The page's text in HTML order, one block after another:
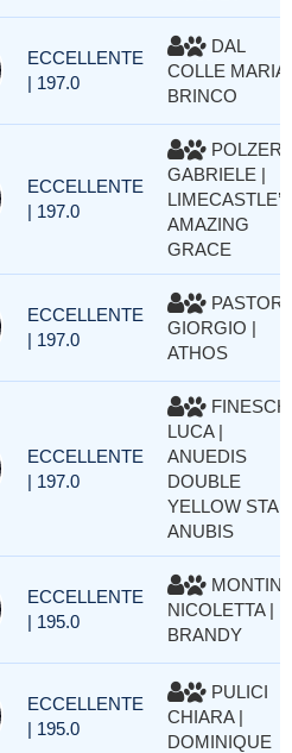
ECCELLENTE
| 197.0
DAL
COLLE MARIA
BRINCO
ECCELLENTE
| 197.0
POLZER
GABRIELE |
LIMECASTLE’S
AMAZING
GRACE
ECCELLENTE
| 197.0
GIORGIO |
ATHOS
ECCELLENTE
| 197.0
LUCA |
ANUEDIS
DOUBLE
YELLOW STAR
ANUBIS
ECCELLENTE
| 195.0
MONTIN
NICOLETTA |
BRANDY
ECCELLENTE
| 195.0
PULICI
CHIARA |
DOMINIQUE